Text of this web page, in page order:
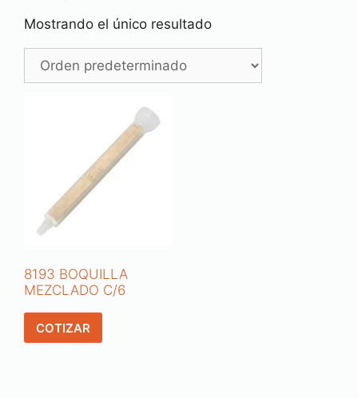
Mostrando el único resultado
8193 BOQUILLA
MEZCLADO C/6
COTIZAR